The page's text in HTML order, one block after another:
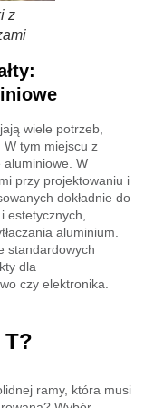
z
wiele potrzeb,
tym miejscu z
W
przy projektowaniu i
dokładnie do
estetycznych,
aluminium.
standardowych
dla
czy elektronika.
T?
ramy, która musi